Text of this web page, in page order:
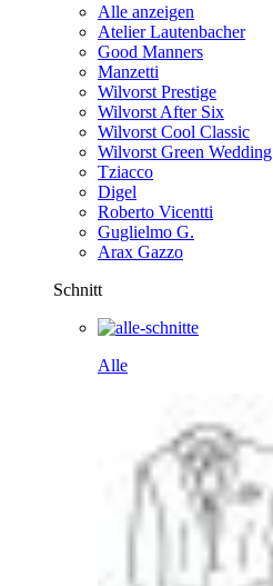
Alle anzeigen
Atelier Lautenbacher
Good Manners
Manzetti
Wilvorst Prestige
Wilvorst After Six
Wilvorst Cool Classic
Wilvorst Green Wedding
Tziacco
Digel
Roberto Vicentti
Guglielmo G.
Arax Gazzo
Schnitt
Alle